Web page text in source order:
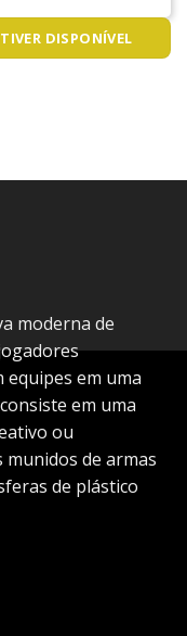
DISPONÍVEL
moderna de
em uma
em uma
ou
de armas
de plástico